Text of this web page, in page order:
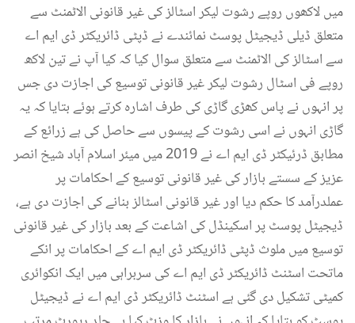
میں لاکھوں روپے رشوت لیکر اسٹالز کی غیر قانونی الاٹمنٹ سے
متعلق ڈیلی ڈیجیٹل پوسٹ نمائندے نے ڈپٹی ڈائریکٹر ڈی ایم اے
سے اسٹالز کی الاٹمنٹ سے متعلق سوال کیا کہ کیا آپ نے تین لاکھ
روپے فی اسٹال رشوت لیکر غیر قانونی توسیع کی اجازت دی جس
پر انہوں نے پاس کھڑی گاڑی کی طرف اشارہ کرتے ہوئے بتایا کہ یہ
گاڑی انہوں نے اسی رشوت کے پیسوں سے حاصل کی ہے زرائع کے
مطابق ڈرئیکٹر ڈی ایم اے نے 2019 میں میئر اسلام آباد شیخ انصر
عزیز کے سستے بازار کی غیر قانونی توسیع کے احکامات پر
عملدرآمد کا حکم دیا اور غیر قانونی اسٹالز بنانے کی اجازت دی ہے،
ڈیجیٹل پوسٹ پر اسکینڈل کی اشاعت کے بعد بازار کی غیر قانونی
توسیع میں ملوث ڈپٹی ڈائریکٹر ڈی ایم اے کے احکامات پر انکے
ماتحت اسٹنٹ ڈائریکٹر ڈی ایم اے کی سربراہی میں ایک انکوائری
کمیٹی تشکیل دی گئی ہے اسٹنٹ ڈائریکٹر ڈی ایم اے نے ڈیجیٹل